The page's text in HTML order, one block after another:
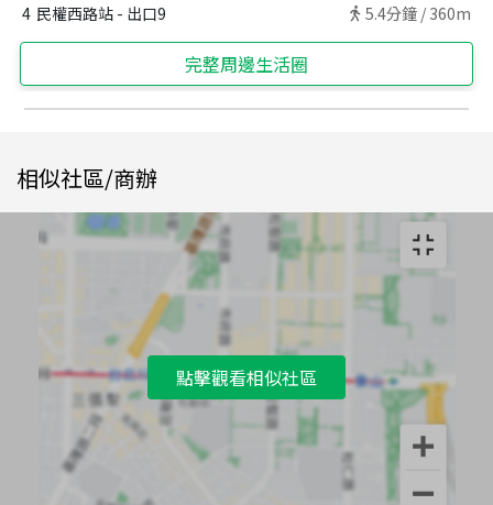
4 民權西路站 - 出口9 5.4分鐘 / 360m
完整周邊生活圈
相似社區/商辦
點擊觀看相似社區